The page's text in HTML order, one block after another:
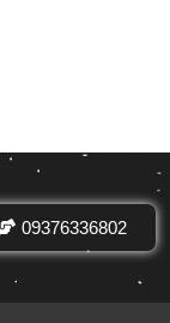
مرتب سازی بر
پیش فرض
09376336802